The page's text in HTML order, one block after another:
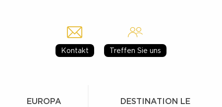
Kontakt Treffen Sie uns
EUROPA
DESTINATION LE